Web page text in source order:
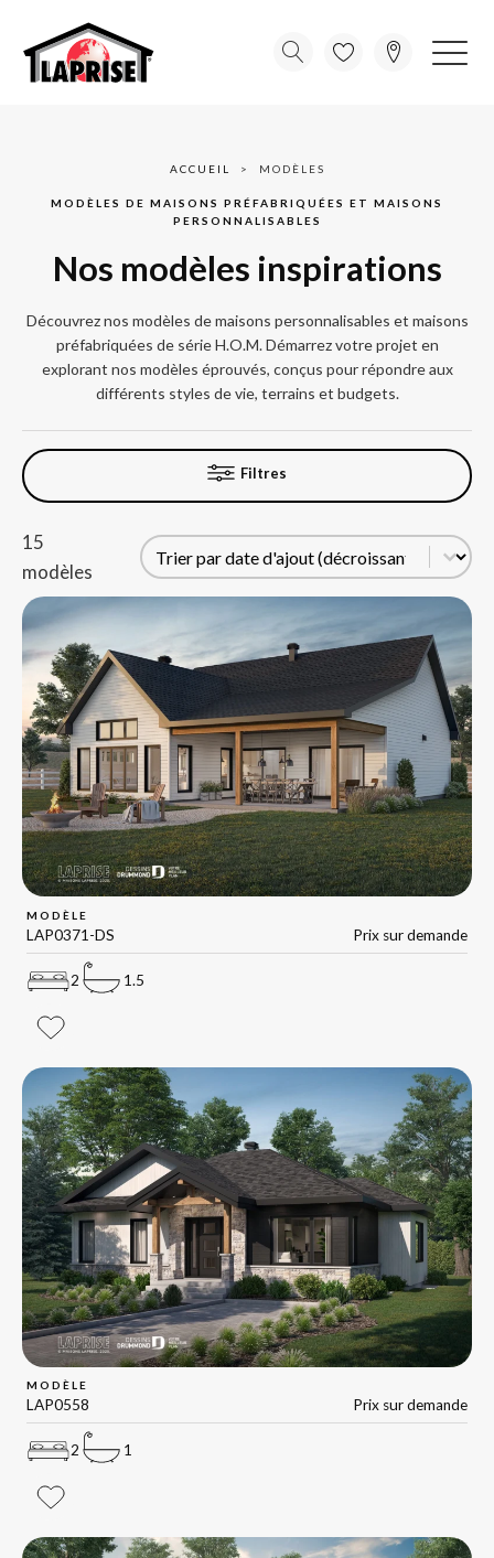
ACCUEIL MODÈLES
MODÈLES DE MAISONS PRÉFABRIQUÉES ET MAISONS
PERSONNALISABLES
Nos modèles inspirations
Découvrez nos modèles de maisons personnalisables et maisons
préfabriquées de série H.O.M. Démarrez votre projet en
explorant nos modèles éprouvés, conçus pour répondre aux
différents styles de vie, terrains et budgets.
Filtres
15
modèles
Tri
Trier le contenu
MODÈLE
LAP0371-DS Prix sur demande
2 1.5
MODÈLE
LAP0558 Prix sur demande
2 1